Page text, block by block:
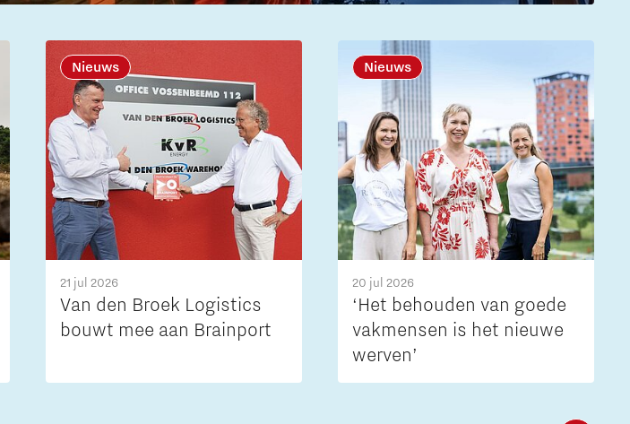
Nieuws
21 jul 2026
Van den Broek Logistics
bouwt mee aan Brainport
Nieuws
20 jul 2026
‘Het behouden van goede
vakmensen is het nieuwe
werven’